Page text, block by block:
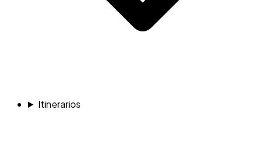
Itinerarios